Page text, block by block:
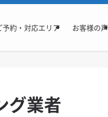
予約・対応エリア お客様の声
グ業者